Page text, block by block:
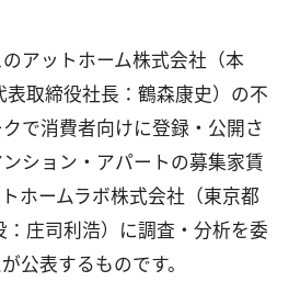
アットホーム株式会社（本
取締役社長：鶴森康史）の不
で消費者向けに登録・公開さ
ション・アパートの募集家賃
ホームラボ株式会社（東京都
庄司利浩）に調査・分析を委
公表するものです。